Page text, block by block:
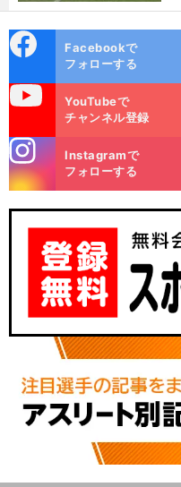
ok
Facebookで
フォローする
YouTubeで
チャンネル登録
m
Instagramで
フォローする